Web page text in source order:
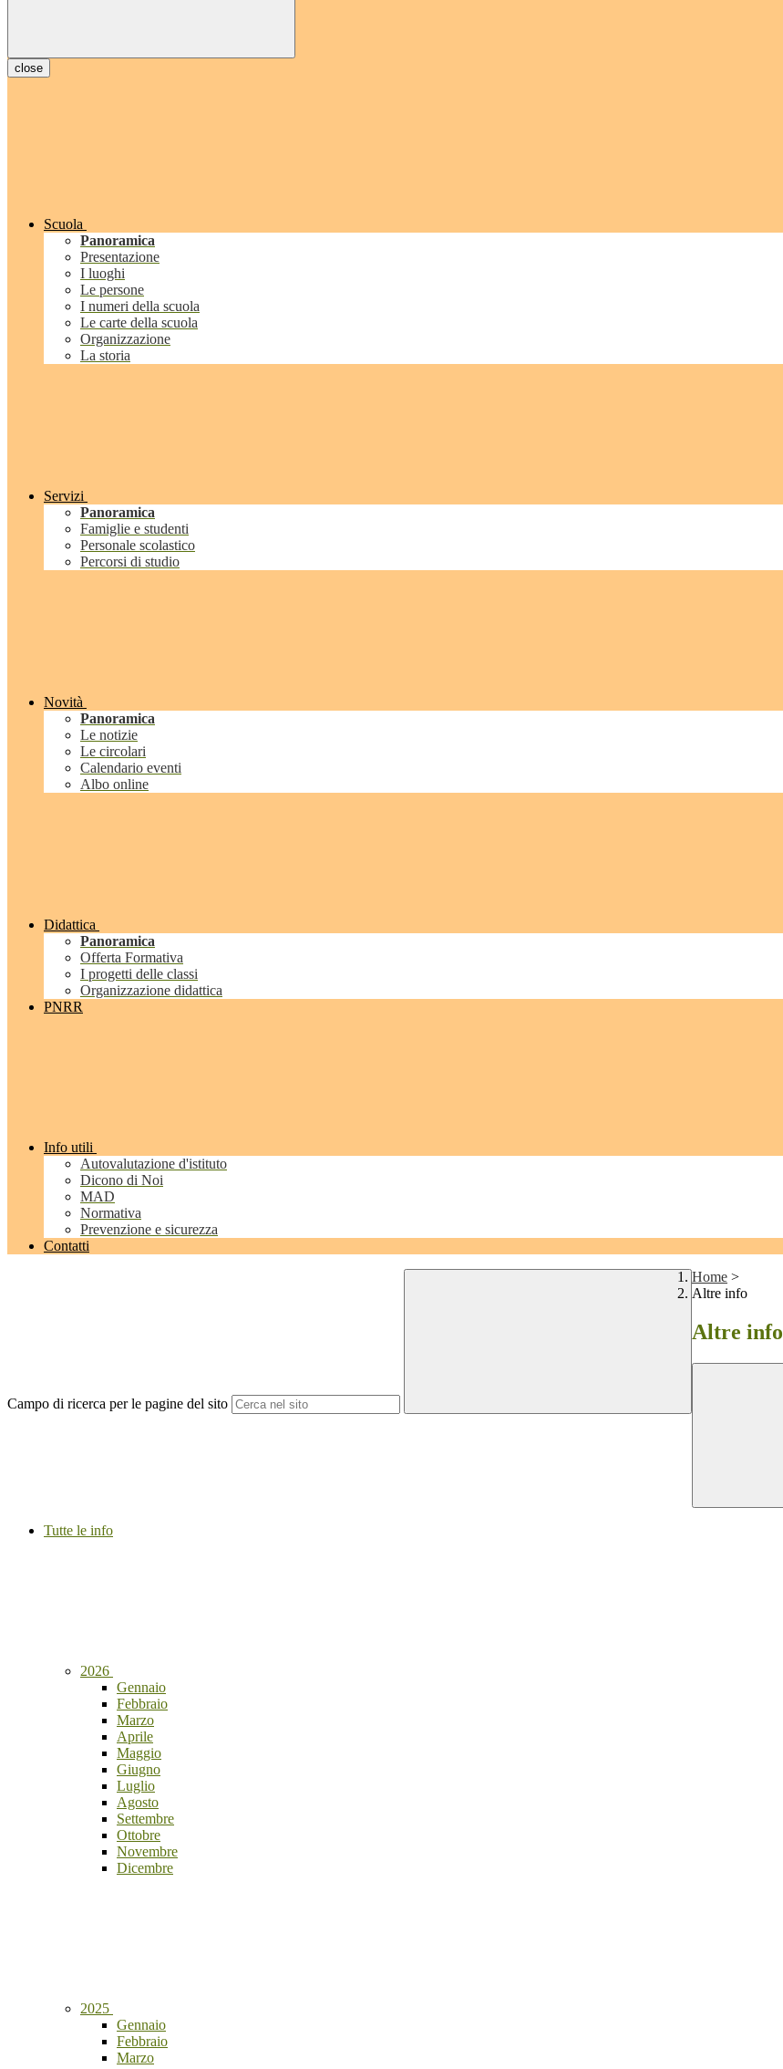
close
Scuola
Panoramica
Presentazione
I luoghi
Le persone
I numeri della scuola
Le carte della scuola
Organizzazione
La storia
Servizi
Panoramica
Famiglie e studenti
Personale scolastico
Percorsi di studio
Novità
Panoramica
Le notizie
Le circolari
Calendario eventi
Albo online
Didattica
Panoramica
Offerta Formativa
I progetti delle classi
Organizzazione didattica
PNRR
Info utili
Autovalutazione d'istituto
Dicono di Noi
MAD
Normativa
Prevenzione e sicurezza
Contatti
Campo di ricerca per le pagine del sito
Home >
Altre info
Altre info
Tutte le info
2026
Gennaio
Febbraio
Marzo
Aprile
Maggio
Giugno
Luglio
Agosto
Settembre
Ottobre
Novembre
Dicembre
2025
Gennaio
Febbraio
Marzo